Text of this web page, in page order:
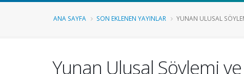
ANA SAYFA SON EKLENEN YAYINLAR YUNAN ULUSAL
Yunan Ulusal Söylemi